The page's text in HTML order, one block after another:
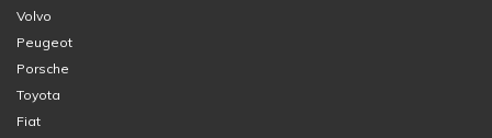
Volvo
Peugeot
Porsche
Toyota
Fiat